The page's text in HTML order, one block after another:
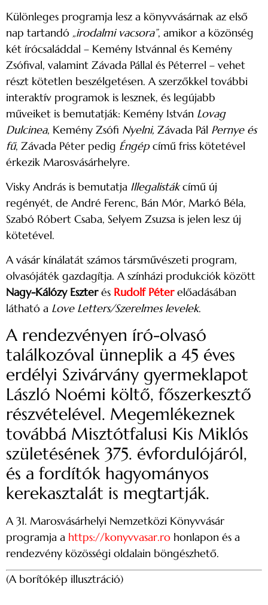
Különleges programja lesz a könyvvásárnak az első
nap tartandó „irodalmi vacsora”, amikor a közönség
két írócsaláddal – Kemény Istvánnal és Kemény
Zsófival, valamint Závada Pállal és Péterrel – vehet
részt kötetlen beszélgetésen. A szerzőkkel további
interaktív programok is lesznek, és legújabb
műveiket is bemutatják: Kemény István Lovag
Dulcinea, Kemény Zsófi Nyelni, Závada Pál Pernye és
fű, Závada Péter pedig Éngépcímű friss kötetével
érkezik Marosvásárhelyre.
Visky András is bemutatja Illegalistákcímű új
regényét, de André Ferenc, Bán Mór, Markó Béla,
Szabó Róbert Csaba, Selyem Zsuzsa is jelen lesz új
kötetével.
A vásár kínálatát számos társművészeti program,
olvasójáték gazdagítja. A színházi produkciók között
Nagy-Kálózy Eszterés Rudolf Péterelőadásában
látható a Love Letters/Szerelmes levelek.
A rendezvényen író-olvasó
találkozóval ünneplik a 45 éves
erdélyi Szivárvány gyermeklapot
László Noémi költő, főszerkesztő
részvételével. Megemlékeznek
továbbá Misztótfalusi Kis Miklós
születésének 375. évfordulójáról,
és a fordítók hagyományos
kerekasztalát is megtartják.
A 31. Marosvásárhelyi Nemzetközi Könyvvásár
programja a https://konyvvasar.ro honlapon és a
rendezvény közösségi oldalain böngészhető.
(A borítókép illusztráció)